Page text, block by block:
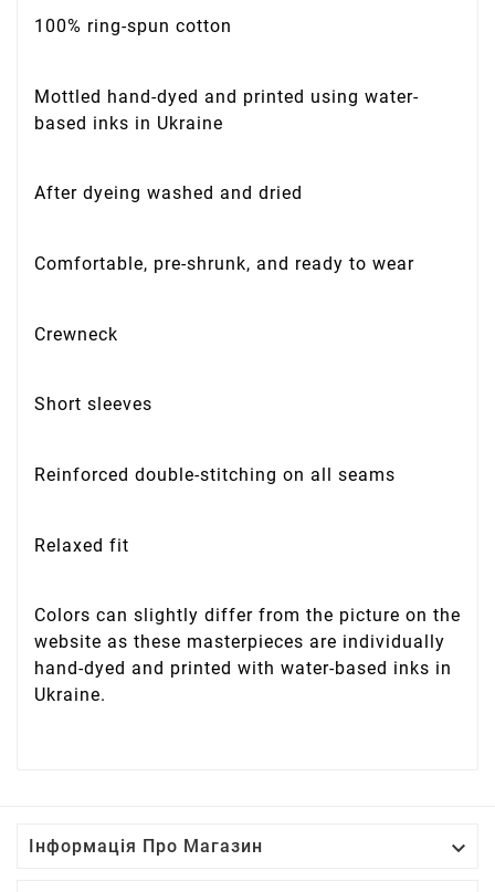
100% ring-spun cotton
Mottled hand-dyed and printed using water-
based inks in Ukraine
After dyeing washed and dried
Comfortable, pre-shrunk, and ready to wear
Crewneck
Short sleeves
Reinforced double-stitching on all seams
Relaxed fit
Colors can slightly differ from the picture on the
website as these masterpieces are individually
hand-dyed and printed with water-based inks in
Ukraine.
Інформація Про Магазин 